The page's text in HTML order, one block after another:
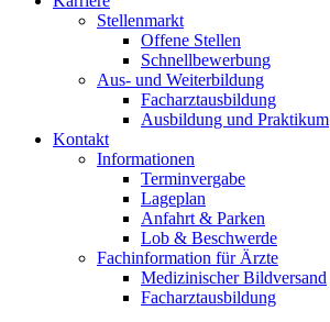
Stellenmarkt
Offene Stellen
Schnellbewerbung
Aus- und Weiterbildung
Facharztausbildung
Ausbildung und Praktikum
Kontakt
Informationen
Terminvergabe
Lageplan
Anfahrt & Parken
Lob & Beschwerde
Fachinformation für Ärzte
Medizinischer Bildversand
Facharztausbildung